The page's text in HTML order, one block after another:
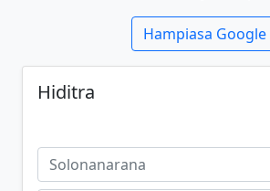
Hampiasa Google
Hiditra